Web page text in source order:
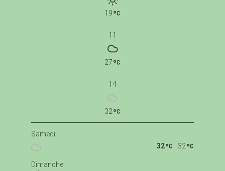
19
11
27
14
32
Samedi
32
32
Dimanche